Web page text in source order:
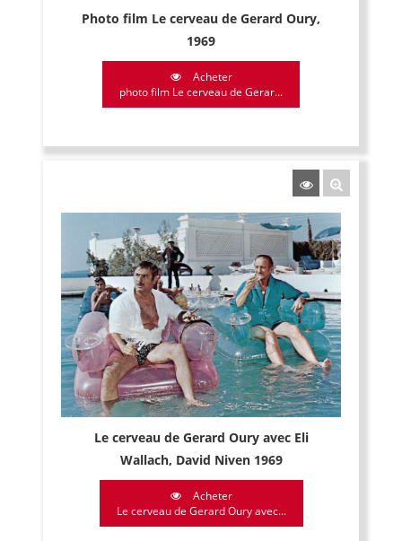
Photo film Le cerveau de Gerard Oury,
1969
Acheter
photo film Le cerveau de Gerar...
Le cerveau de Gerard Oury avec Eli
Wallach, David Niven 1969
Acheter
Le cerveau de Gerard Oury avec...